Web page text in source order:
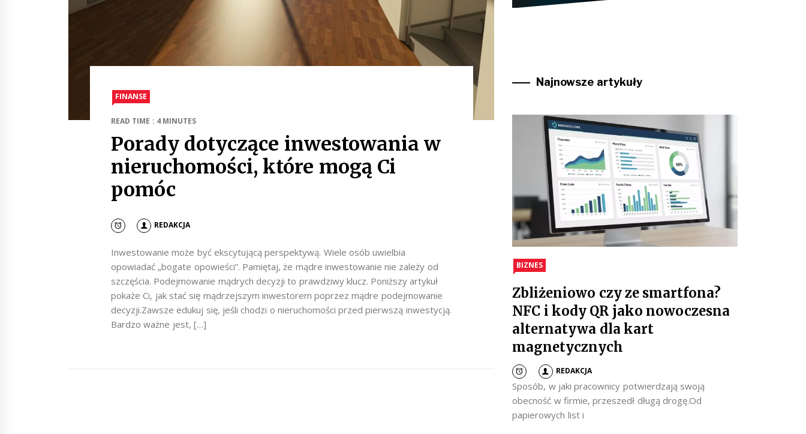
FINANSE
READ TIME : 4 MINUTES
Porady dotyczące inwestowania w
nieruchomości, które mogą Ci
pomóc
REDAKCJA
Inwestowanie może być ekscytującą perspektywą. Wiele osób uwielbia
opowiadać „bogate opowieści”. Pamiętaj, że mądre inwestowanie nie zależy od
szczęścia. Podejmowanie mądrych decyzji to prawdziwy klucz. Poniższy artykuł
pokaże Ci, jak stać się mądrzejszym inwestorem poprzez mądre podejmowanie
decyzji.Zawsze edukuj się, jeśli chodzi o nieruchomości przed pierwszą inwestycją.
Bardzo ważne jest, […]
Najnowsze artykuły
BIZNES
Zbliżeniowo czy ze smartfona?
NFC i kody QR jako nowoczesna
alternatywa dla kart
magnetycznych
REDAKCJA
Sposób, w jaki pracownicy potwierdzają swoją
obecność w firmie, przeszedł długą drogę.Od
papierowych list i